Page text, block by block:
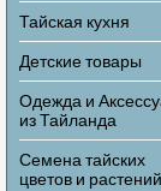
Тайская кухня
Детские товары
Одежда и
из Тайланда
Семена тайских
цветов и растений